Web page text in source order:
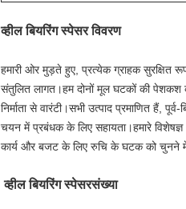
व्हील बियरिंग स्पेसर विवरण
हमारी ओर मुड़ते हुए, प्रत्येक ग्राहक सुरक्षित
संतुलित लागत।हम दोनों मूल घटकों की
निर्माता से वारंटी।सभी उत्पाद प्रमाणित हैं, पूर्व-
चयन में प्रबंधक के लिए सहायता।हमारे
कार्य और बजट के लिए रुचि के घटक को चुनने
व्हील बियरिंग स्पेसरसंख्या